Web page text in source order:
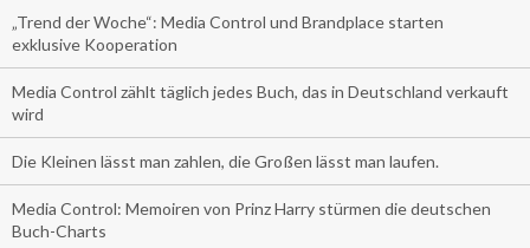
„Trend der Woche“: Media Control und Brandplace starten
exklusive Kooperation
Media Control zählt täglich jedes Buch, das in Deutschland verkauft
wird
Die Kleinen lässt man zahlen, die Großen lässt man laufen.
Media Control: Memoiren von Prinz Harry stürmen die deutschen
Buch-Charts